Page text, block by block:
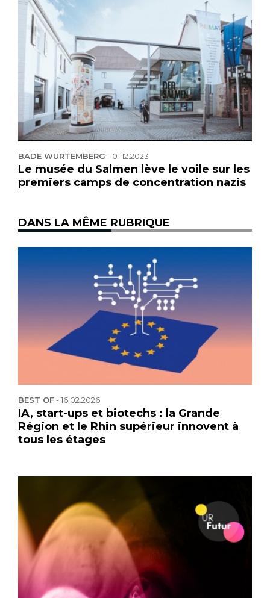
BADE WURTEMBERG - 01.12.2023
Le musée du Salmen lève le voile sur les
premiers camps de concentration nazis
DANS LA MÊME RUBRIQUE
BEST OF-16.02.2026
IA, start-ups et biotechs : la Grande
Région et le Rhin supérieur innovent à
tous les étages